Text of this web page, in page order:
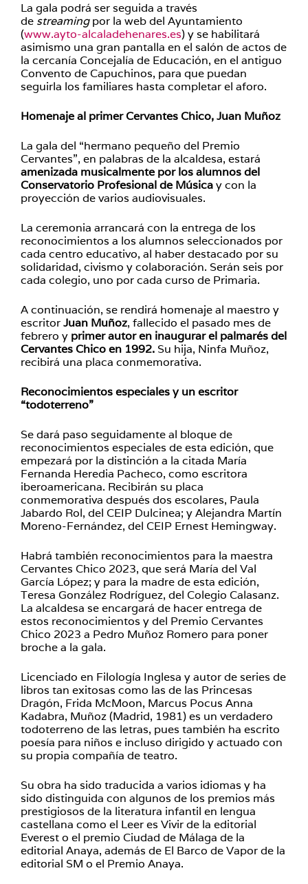
La gala podrá ser seguida a través
de streamingpor la web del Ayuntamiento
(www.ayto-alcaladehenares.es) y se habilitará
asimismo una gran pantalla en el salón de actos de
la cercanía Concejalía de Educación, en el antiguo
Convento de Capuchinos, para que puedan
seguirla los familiares hasta completar el aforo.
Homenaje al primer Cervantes Chico, Juan Muñoz
La gala del “hermano pequeño del Premio
Cervantes”, en palabras de la alcaldesa, estará
amenizada musicalmente por los alumnos del
Conservatorio Profesional de Músicay con la
proyección de varios audiovisuales.
La ceremonia arrancará con la entrega de los
reconocimientos a los alumnos seleccionados por
cada centro educativo, al haber destacado por su
solidaridad, civismo y colaboración. Serán seis por
cada colegio, uno por cada curso de Primaria.
A continuación, se rendirá homenaje al maestro y
escritorJuan Muñoz, fallecido el pasado mes de
febrero y primer autor en inaugurar el palmarés del
Cervantes Chico en 1992. Su hija, Ninfa Muñoz,
recibirá una placa conmemorativa.
Reconocimientos especiales y un escritor
“todoterreno”
Se dará paso seguidamente al bloque de
reconocimientos especiales de esta edición, que
empezará por la distinción a la citada María
Fernanda Heredia Pacheco, como escritora
iberoamericana. Recibirán su placa
conmemorativa después dos escolares, Paula
Jabardo Rol, del CEIP Dulcinea; y Alejandra Martín
Moreno-Fernández, del CEIP Ernest Hemingway.
Habrá también reconocimientos para la maestra
Cervantes Chico 2023, que será María del Val
García López; y para la madre de esta edición,
Teresa González Rodríguez, del Colegio Calasanz.
La alcaldesa se encargará de hacer entrega de
estos reconocimientos y del Premio Cervantes
Chico 2023 a Pedro Muñoz Romero para poner
broche a la gala.
Licenciado en Filología Inglesa y autor de series de
libros tan exitosas como las de las Princesas
Dragón, Frida McMoon, Marcus Pocus Anna
Kadabra, Muñoz (Madrid, 1981) es un verdadero
todoterreno de las letras, pues también ha escrito
poesía para niños e incluso dirigido y actuado con
su propia compañía de teatro.
Su obra ha sido traducida a varios idiomas y ha
sido distinguida con algunos de los premios más
prestigiosos de la literatura infantil en lengua
castellana como el Leer es Vivir de la editorial
Everest o el premio Ciudad de Málaga de la
editorial Anaya, además de El Barco de Vapor de la
editorial SM o el Premio Anaya.